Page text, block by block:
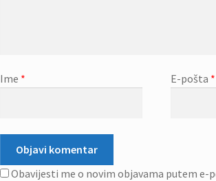
Ime * E-pošta *
Obavijesti me o novim objavama putem e-